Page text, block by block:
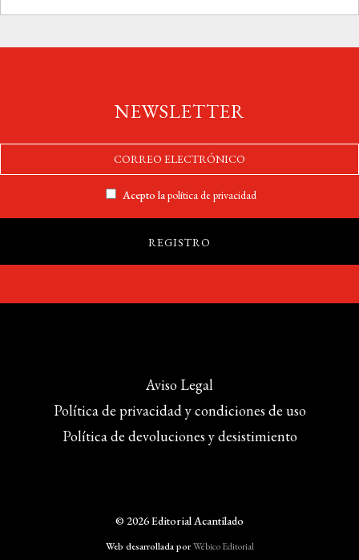
NEWSLETTER
Acepto lapolítica de privacidad
Aviso Legal
Política de privacidad y condiciones de uso
Política de devoluciones y desistimiento
© 2026 Editorial Acantilado
Web desarrollada porWébico Editorial